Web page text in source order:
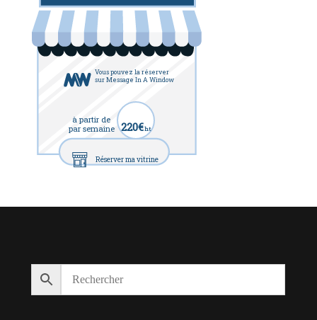
Vous pouvez la réserver
sur Message In A Window
à partir de
par semaine 220€ht
Réserver ma vitrine